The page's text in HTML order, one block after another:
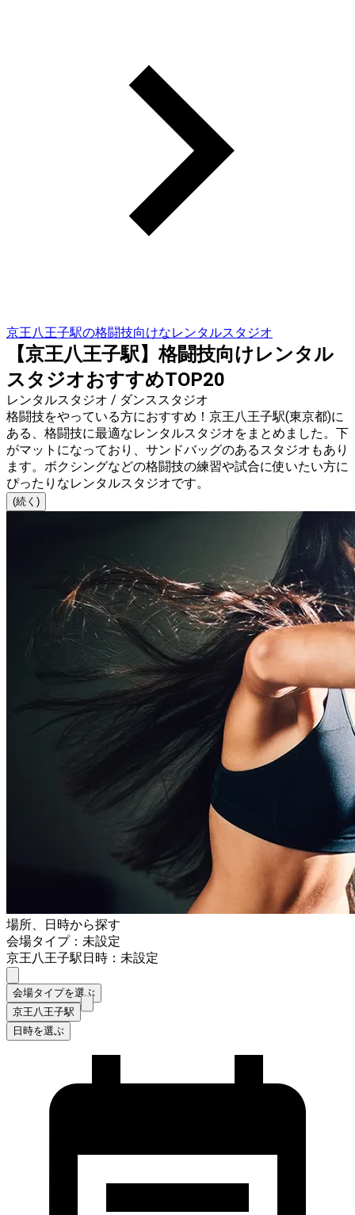
京王八王子駅の格闘技向けなレンタルスタジオ
【京王八王子駅】格闘技向けレンタル
スタジオおすすめTOP20
レンタルスタジオ / ダンススタジオ
格闘技をやっている方におすすめ！京王八王子駅(東京都)に
ある、格闘技に最適なレンタルスタジオをまとめました。下
がマットになっており、サンドバッグのあるスタジオもあり
ます。ボクシングなどの格闘技の練習や試合に使いたい方に
ぴったりなレンタルスタジオです。
(続く)
場所、日時から探す
会場タイプ：未設定
京王八王子駅日時：未設定
会場タイプを選ぶ
京王八王子駅
日時を選ぶ